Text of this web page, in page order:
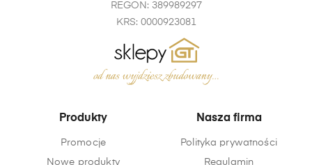
REGON: 389989297
KRS: 0000923081
Produkty
Promocje
Nowe produkty
Nasza firma
Polityka prywatności
Regulamin